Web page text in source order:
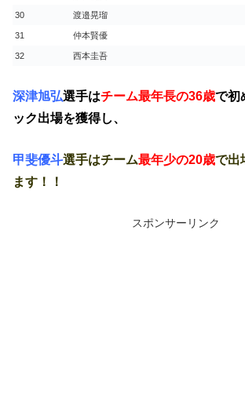
30 渡邉晃瑠
31 仲本賢優
32 西本圭吾
深津旭弘選手はチーム最年長の36歳で初
ック出場を獲得し、
甲斐優斗選手はチーム最年少の20歳で出
ます！！
スポンサーリンク